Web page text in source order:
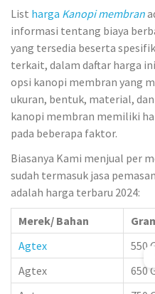
List harga Kanopi membran
informasi tentang biaya
yang tersedia beserta
terkait, dalam daftar harga
opsi kanopi membran yang
ukuran, bentuk, material,
kanopi membran memiliki
pada beberapa faktor.
Biasanya Kami menjual per
sudah termasuk jasa
adalah harga terbaru 2024:
Merek/ Bahan
Agtex
550
Agtex
650